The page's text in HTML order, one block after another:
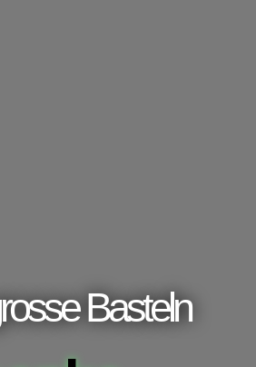
Basteln